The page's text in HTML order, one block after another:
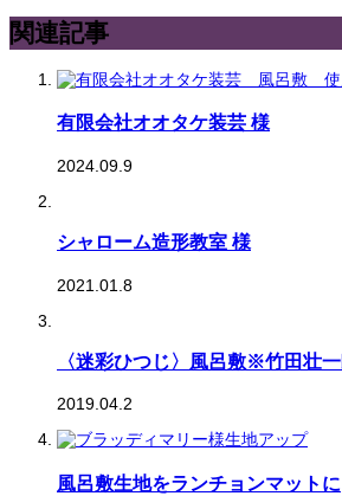
関連記事
有限会社オオタケ装芸 様
2024.09.9
シャローム造形教室 様
2021.01.8
〈迷彩ひつじ〉風呂敷※竹田壮
2019.04.2
風呂敷生地をランチョンマットに